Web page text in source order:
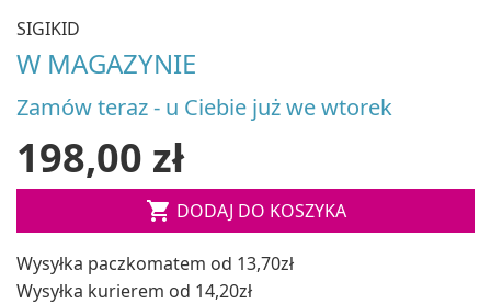
SIGIKID
W MAGAZYNIE
Zamów teraz - u Ciebie już we wtorek
198,00 zł
 DODAJ DO KOSZYKA
Wysyłka paczkomatem od 13,70zł
Wysyłka kurierem od 14,20zł